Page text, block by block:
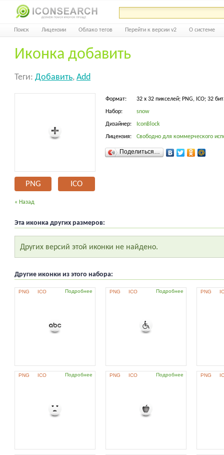
Поиск Лицензии Облако тегов Перейти к версии v2 О системе
Иконка добавить
Теги: Добавить, Add
PNG ICO
Формат: 32 x 32 пикселей; PNG, ICO; 32
Набор: snow
Дизайнер: IconBlock
Лицензия: Свободно для коммерческого
Поделиться…
« Назад
Эта иконка других размеров:
Других версий этой иконки не найдено.
Другие иконки из этого набора:
PNG ICO Подробнее PNG ICO Подробнее PNG
PNG ICO Подробнее PNG ICO Подробнее PNG